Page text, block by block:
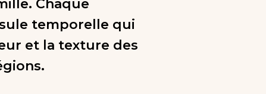
Chaque
temporelle qui
et la texture des